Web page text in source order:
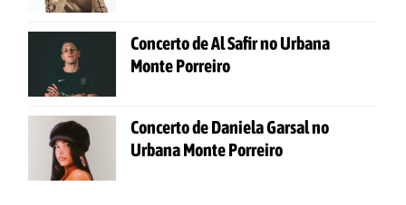
Concerto de Al Safir no Urbana
Monte Porreiro
Concerto de Daniela Garsal no
Urbana Monte Porreiro